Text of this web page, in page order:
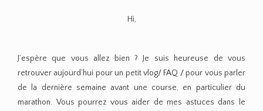
Hi,
J’espère que vous allez bien ? Je suis heureuse de vous
retrouver aujourd’hui pour un petit vlog/ FAQ / pour vous parler
de la dernière semaine avant une course, en particulier du
marathon. Vous pourrez vous aider de mes astuces dans le